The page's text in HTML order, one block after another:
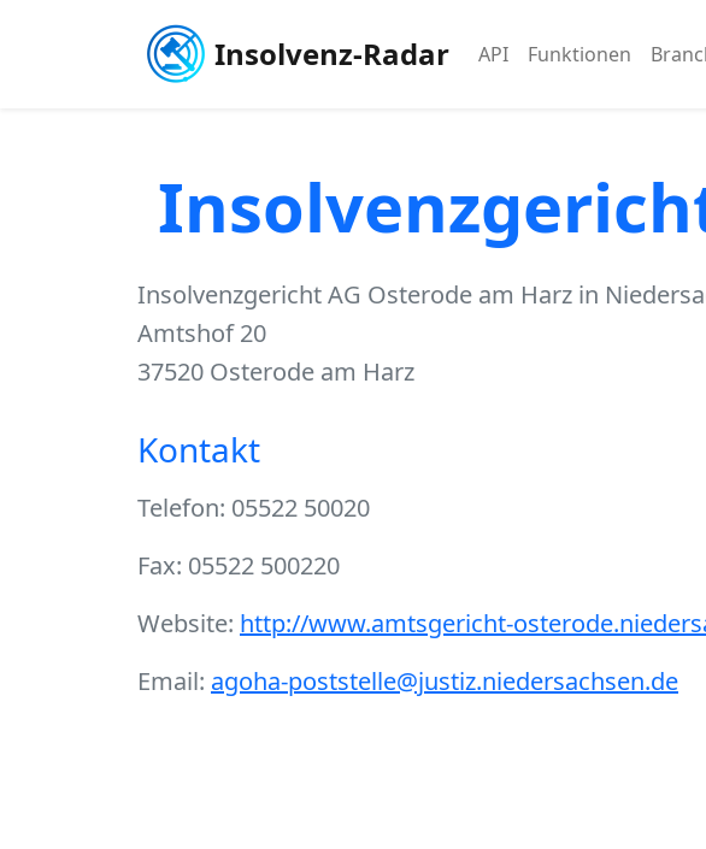
Insolvenz-Radar API Funktionen
Insolvenzgericht AG Osterode am Harz in
Amtshof 20
37520 Osterode am Harz
Kontakt
Telefon: 05522 50020
Fax: 05522 500220
Website: http://www.amtsgericht-
Email: agoha-poststelle@justiz.niedersachsen.de